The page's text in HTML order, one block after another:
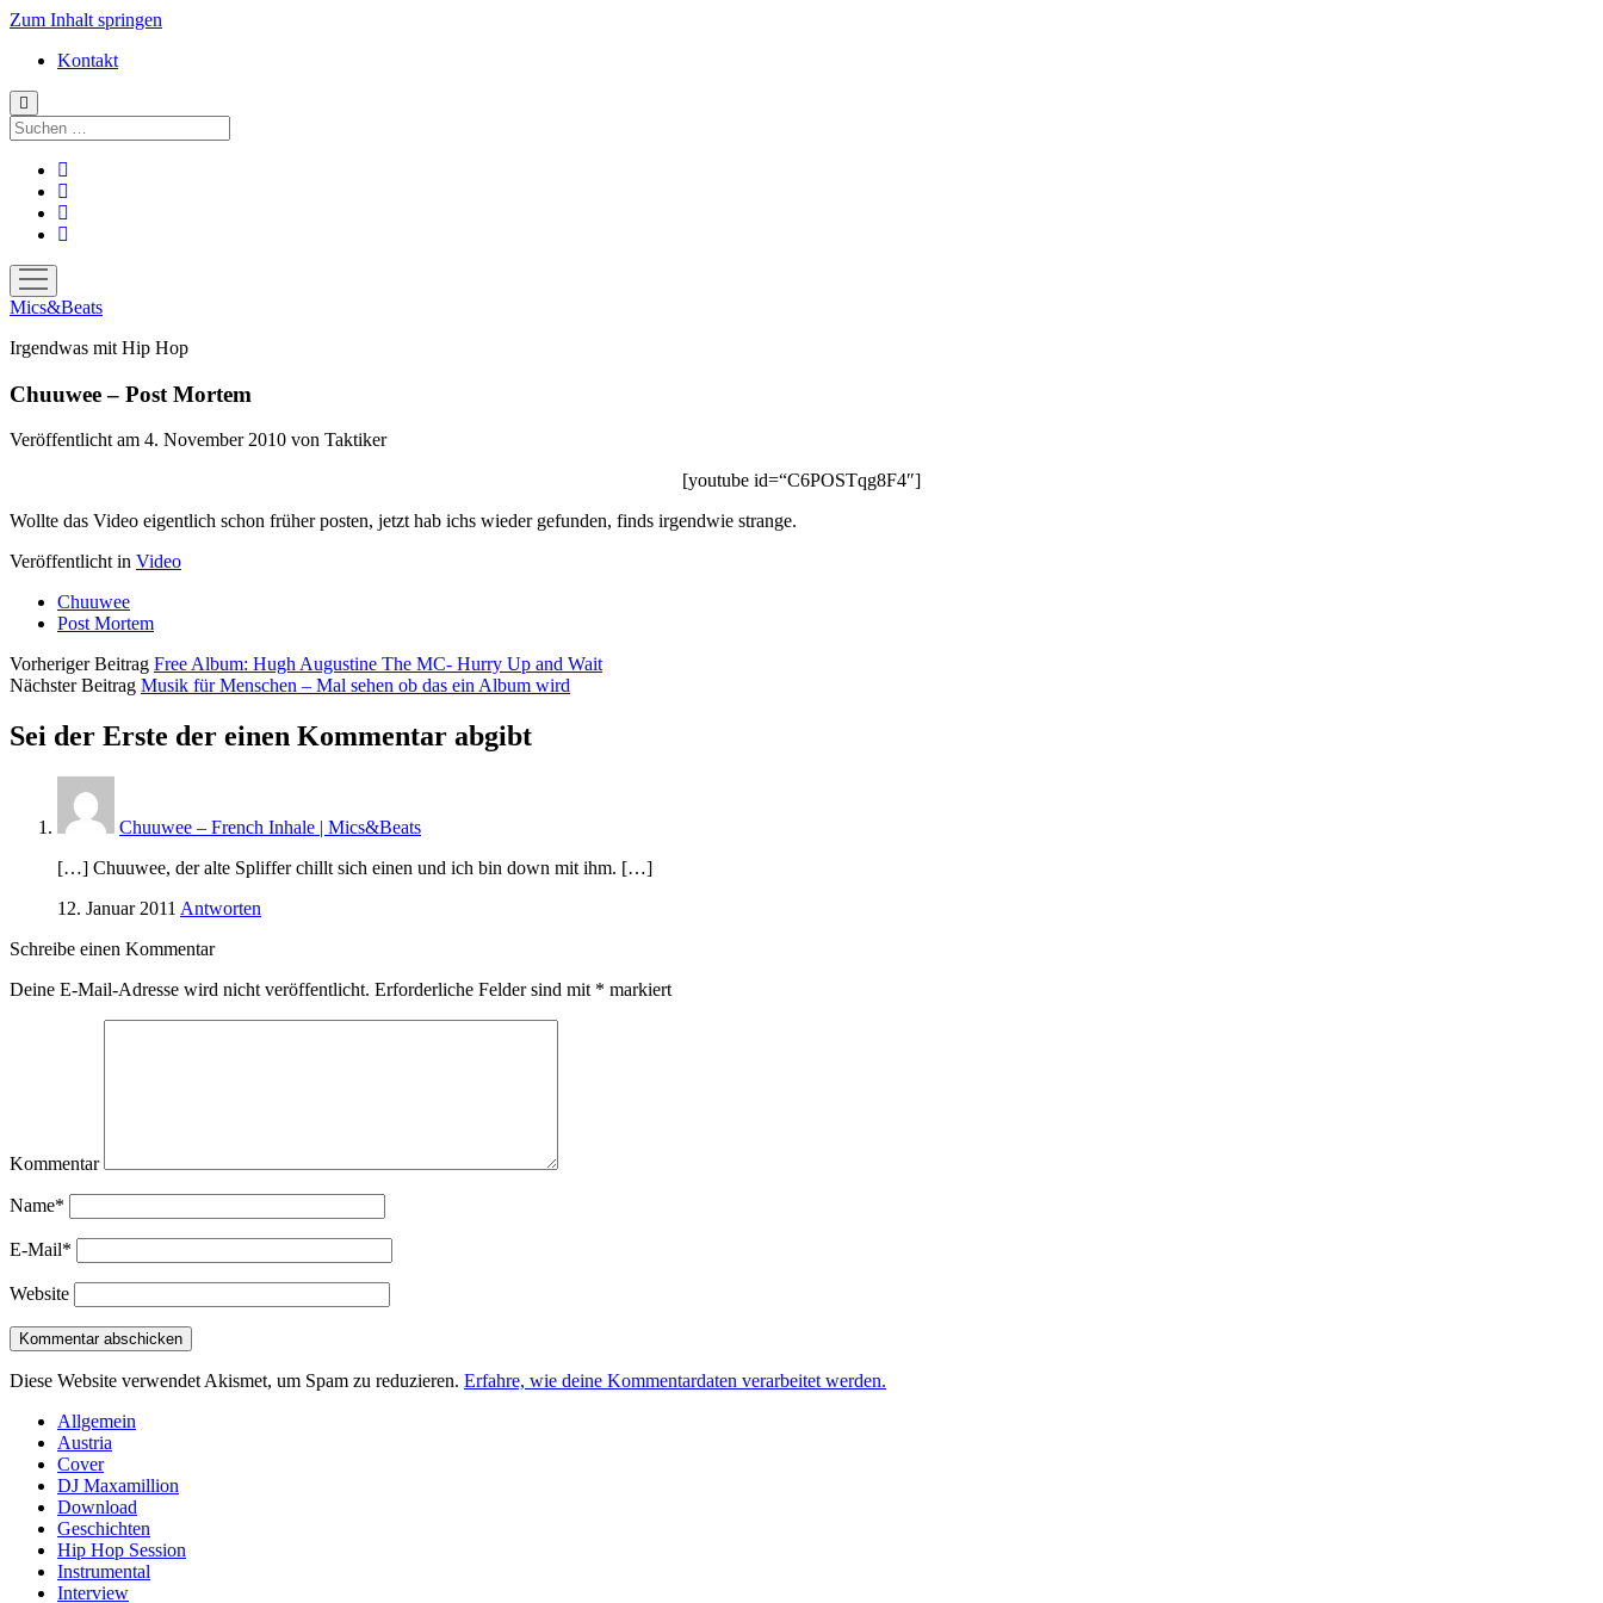
Zum Inhalt springen
Kontakt
Suchen
Menü
öffnen
Mics&Beats
Irgendwas mit Hip Hop
Chuuwee – Post Mortem
Veröffentlicht am 4. November 2010 von Taktiker
[youtube id=“C6POSTqg8F4″]
Wollte das Video eigentlich schon früher posten, jetzt hab ichs wieder gefunden, finds irgendwie strange.
Veröffentlicht in Video
Chuuwee
Post Mortem
Vorheriger Beitrag Free Album: Hugh Augustine The MC- Hurry Up and Wait
Nächster Beitrag Musik für Menschen – Mal sehen ob das ein Album wird
Sei der Erste der einen Kommentar abgibt
Chuuwee – French Inhale | Mics&Beats
[…] Chuuwee, der alte Spliffer chillt sich einen und ich bin down mit ihm. […]
12. Januar 2011 Antworten
Schreibe einen Kommentar
Deine E-Mail-Adresse wird nicht veröffentlicht. Erforderliche Felder sind mit * markiert
Kommentar
Name*
E-Mail*
Website
Diese Website verwendet Akismet, um Spam zu reduzieren. Erfahre, wie deine Kommentardaten verarbeitet werden.
Sidebar
Allgemein
Austria
Cover
DJ Maxamillion
Download
Geschichten
Hip Hop Session
Instrumental
Interview